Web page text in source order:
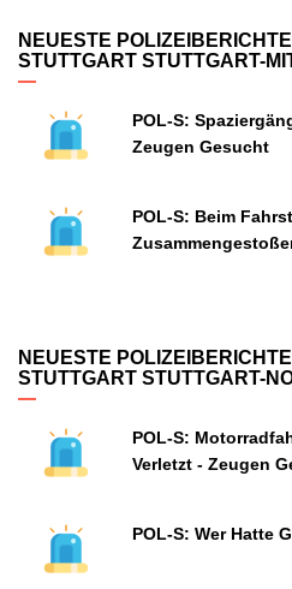
NEUESTE POLIZEIBERICHTE
STUTTGART STUTTGART-
POL-S:
Zeugen Gesucht
POL-S: Beim
NEUESTE POLIZEIBERICHTE
STUTTGART STUTTGART-
POL-S:
Verletzt - Zeugen
POL-S: Wer Hatte